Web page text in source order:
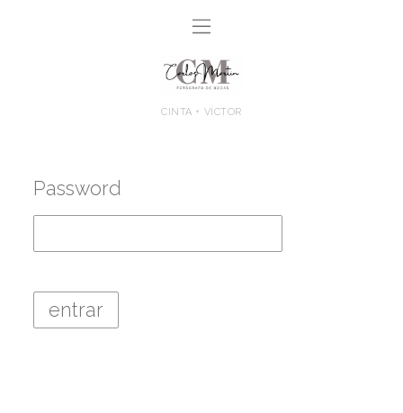
CINTA + VÍCTOR
Password